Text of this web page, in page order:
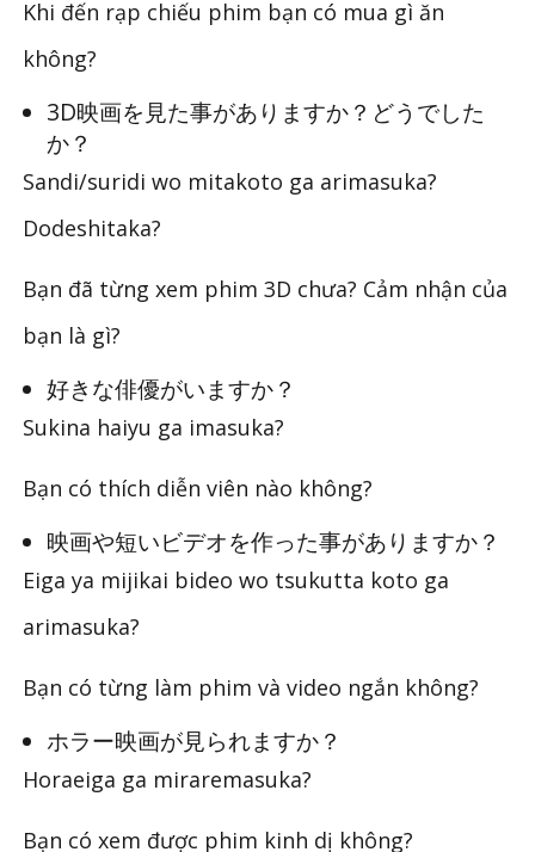
Khi đến rạp chiếu phim bạn có mua gì ăn
không?
3D映画を見た事がありますか？どうでした
か？
Sandi/suridi wo mitakoto ga arimasuka?
Dodeshitaka?
Bạn đã từng xem phim 3D chưa? Cảm nhận của
bạn là gì?
好きな俳優がいますか？
Sukina haiyu ga imasuka?
Bạn có thích diễn viên nào không?
映画や短いビデオを作った事がありますか？
Eiga ya mijikai bideo wo tsukutta koto ga
arimasuka?
Bạn có từng làm phim và video ngắn không?
ホラー映画が見られますか？
Horaeiga ga miraremasuka?
Bạn có xem được phim kinh dị không?